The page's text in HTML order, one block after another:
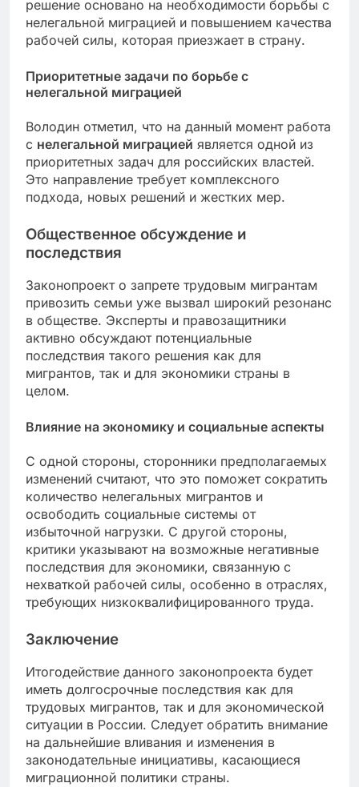
решение основано на необходимости борьбы с
нелегальной миграцией и повышением качества
рабочей силы, которая приезжает в страну.
Приоритетные задачи по борьбе с
нелегальной миграцией
Володин отметил, что на данный момент работа
с нелегальной миграцией является одной из
приоритетных задач для российских властей.
Это направление требует комплексного
подхода, новых решений и жестких мер.
Общественное обсуждение и
последствия
Законопроект о запрете трудовым мигрантам
привозить семьи уже вызвал широкий резонанс
в обществе. Эксперты и правозащитники
активно обсуждают потенциальные
последствия такого решения как для
мигрантов, так и для экономики страны в
целом.
Влияние на экономику и социальные аспекты
С одной стороны, сторонники предполагаемых
изменений считают, что это поможет сократить
количество нелегальных мигрантов и
освободить социальные системы от
избыточной нагрузки. С другой стороны,
критики указывают на возможные негативные
последствия для экономики, связанную с
нехваткой рабочей силы, особенно в отраслях,
требующих низкоквалифицированного труда.
Заключение
Итогодействие данного законопроекта будет
иметь долгосрочные последствия как для
трудовых мигрантов, так и для экономической
ситуации в России. Следует обратить внимание
на дальнейшие вливания и изменения в
законодательные инициативы, касающиеся
миграционной политики страны.